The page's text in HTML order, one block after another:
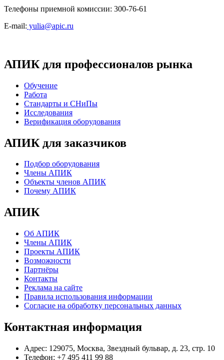
Телефоны приемной комиссии: 300-76-61
E-mail: yulia@apic.ru
АПИК для профессионалов рынка
Обучение
Работа
Стандарты и СНиПы
Исследования
Верификация оборудования
АПИК для заказчиков
Подбор оборудования
Члены АПИК
Объекты членов АПИК
Почему АПИК
АПИК
Об АПИК
Члены АПИК
Проекты АПИК
Возможности
Партнёры
Контакты
Реклама на сайте
Правила использования информации
Согласие на обработку персональных данных
Контактная информация
Адрес: 129075, Москва, Звездный бульвар, д. 23, стр. 10
Телефон: +7 495 411 99 88